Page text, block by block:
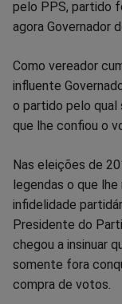
pelo PPS, partido
agora Governador
Como vereador
influente
o partido pelo
que lhe confiou o
Nas eleições de
legendas o que
infidelidade
Presidente do
chegou a insinuar
somente fora
compra de votos.